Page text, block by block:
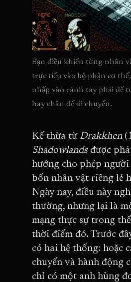
Bạn điều khiển từng nhân
trực tiếp vào bộ phận cơ
nhấp vào cánh tay phải để
hay chân để di chuyển.
Kế thừa từ Drakkhen
Shadowlandsđược
hướng cho phép
bốn nhân vật riêng lẻ
Ngày nay, điều này
thường, nhưng lại là
mạng thực sự trong
thời điểm đó. Trước
có hai hệ thống: hoặc
chuyển và hành động
chỉ có một anh hùng